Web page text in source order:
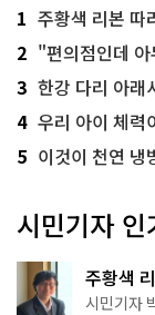
1 주황색 리본 따라
2 "편의점인데 아무
3 한강 다리 아래
4 우리 아이 체력
5 이것이 천연
시민기자 인
주황색
서울둘레
시민기자